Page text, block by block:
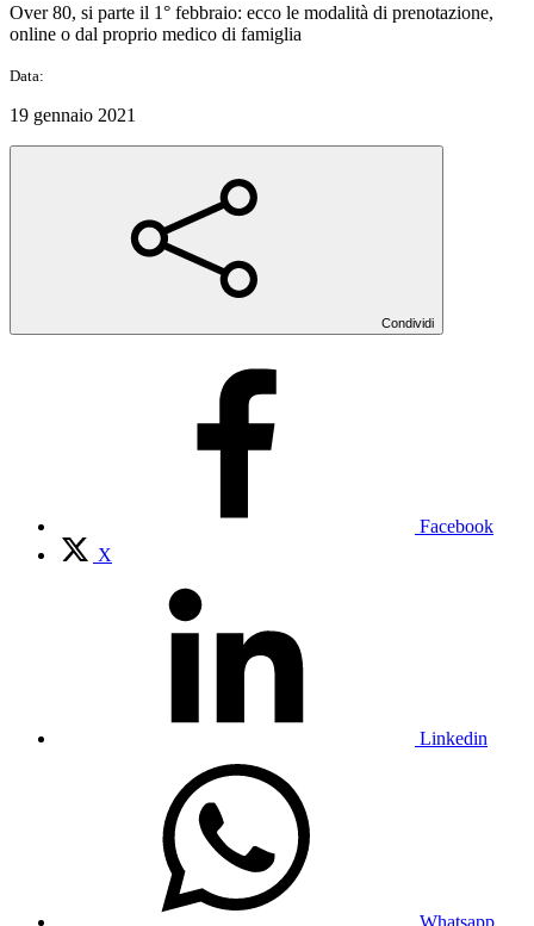
Over 80, si parte il 1° febbraio: ecco le modalità di prenotazione,
online o dal proprio medico di famiglia
Data:
19 gennaio 2021
Condividi
Facebook
X
Linkedin
Whatsapp